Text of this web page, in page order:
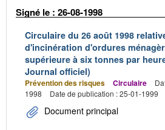
Signé le : 26-08-1998
Circulaire du 26 août 1998
d'incinération d'ordures
supérieure à six tonnes par
Journal officiel)
Prévention des risques Circulaire
1998
Date de publication : 25-01-1999
Document principal